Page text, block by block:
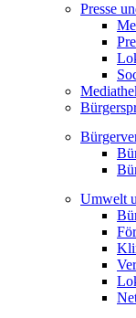
Presse
Umwelt